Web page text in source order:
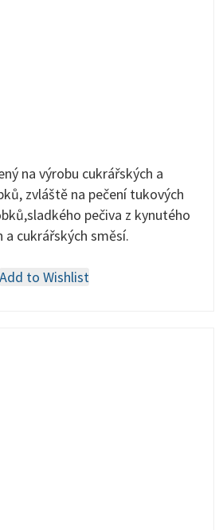
na výrobu cukrářských a
zvláště na pečení tukových
pečiva z kynutého
cukrářských směsí.
Add to Wishlist